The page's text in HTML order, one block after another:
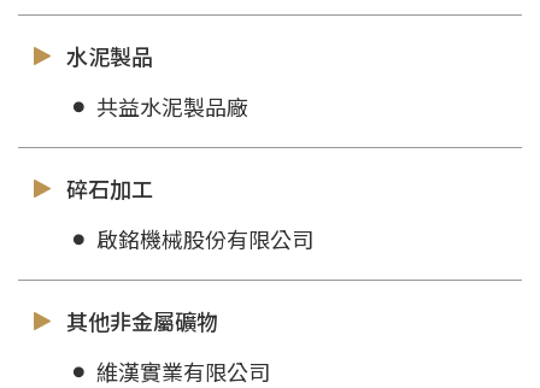
水泥製品
共益水泥製品廠
碎石加工
啟銘機械股份有限公司
其他非金屬礦物
維漢實業有限公司